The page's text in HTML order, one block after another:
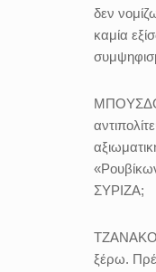
δεν
καμία
ΣΥΡΙΖΑ;
ξέρω.